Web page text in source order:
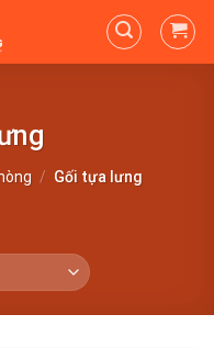
/ Gối tựa lưng